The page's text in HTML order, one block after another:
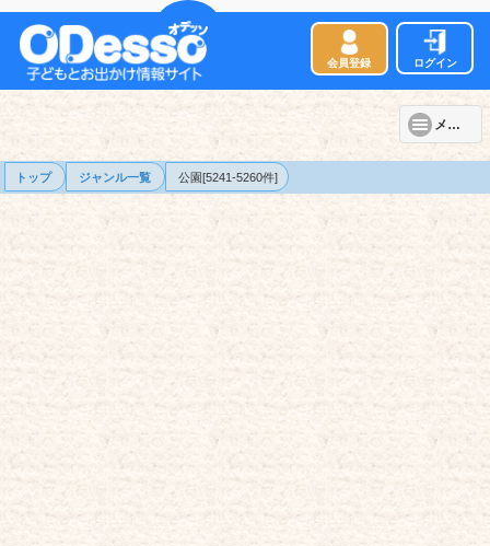
会員登録 ログイン
メニュー
トップ ジャンル一覧 公園[5241-5260件]